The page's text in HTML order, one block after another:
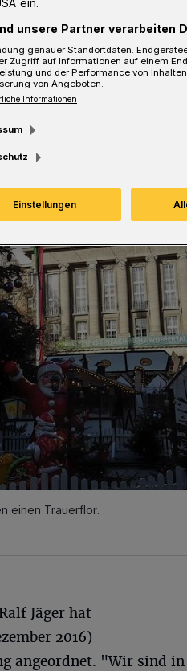
einen Trauerflor.
Jäger hat
2016)
angeordnet. "Wir sind
ein.
unsere Partner verarbeiten
genauer Standortdaten.
Zugriff auf Informationen auf einem
und der Performance von
von Angeboten.
Informationen
Einstellungen